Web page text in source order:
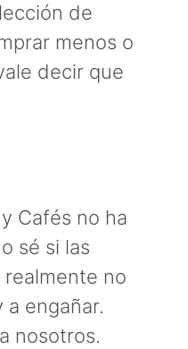
de
menos o
decir que
Cafés no ha
sé si las
no
engañar.
nosotros.